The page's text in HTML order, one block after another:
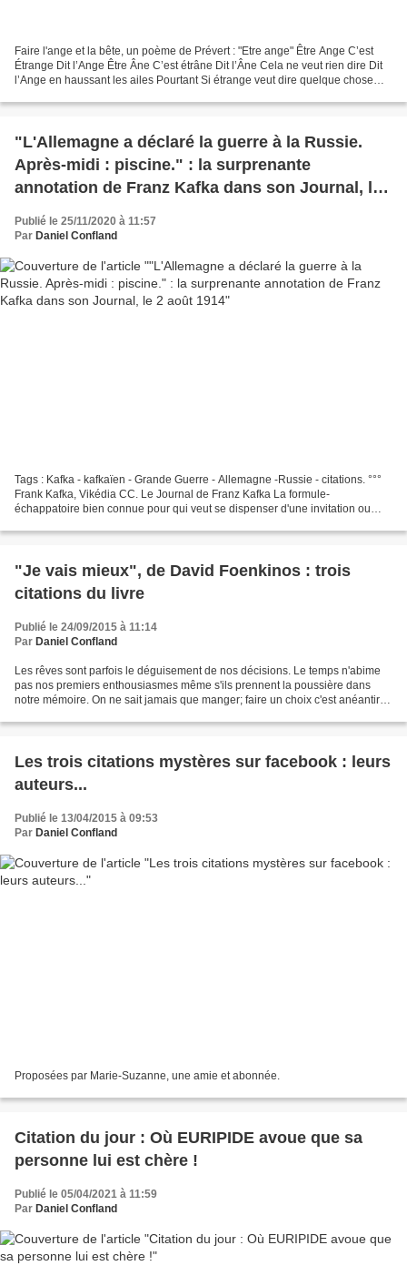
Faire l'ange et la bête, un poème de Prévert : "Etre ange" Être Ange C’est
Étrange Dit l’Ange Être Âne C’est étrâne Dit l’Âne Cela ne veut rien dire Dit
l’Ange en haussant les ailes Pourtant Si étrange veut dire quelque chose
"L'Allemagne a déclaré la guerre à la Russie.
Après-midi : piscine." : la surprenante
annotation de Franz Kafka dans son Journal, le
2 août 1914
Publié le 25/11/2020 à 11:57
Par Daniel Confland
Tags : Kafka - kafkaïen - Grande Guerre - Allemagne -Russie - citations. °°°
Frank Kafka, Vikédia CC. Le Journal de Franz Kafka La formule-
échappatoire bien connue pour qui veut se dispenser d'une invitation ou
"Je vais mieux", de David Foenkinos : trois
citations du livre
Publié le 24/09/2015 à 11:14
Par Daniel Confland
Les rêves sont parfois le déguisement de nos décisions. Le temps n'abime
pas nos premiers enthousiasmes même s'ils prennent la poussière dans
notre mémoire. On ne sait jamais que manger; faire un choix c'est anéantir
Les trois citations mystères sur facebook : leurs
auteurs...
Publié le 13/04/2015 à 09:53
Par Daniel Confland
Proposées par Marie-Suzanne, une amie et abonnée.
Citation du jour : Où EURIPIDE avoue que sa
personne lui est chère !
Publié le 05/04/2021 à 11:59
Par Daniel Confland